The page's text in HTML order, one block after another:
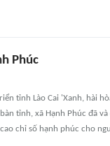
Phúc
tỉnh Lào Cai 'Xanh, hài
tỉnh, xã Hạnh Phúc đã
chỉ số hạnh phúc cho